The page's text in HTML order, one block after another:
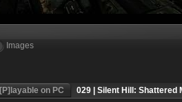
Images
[P]layable on PC 029 | Silent Hill: Shattered